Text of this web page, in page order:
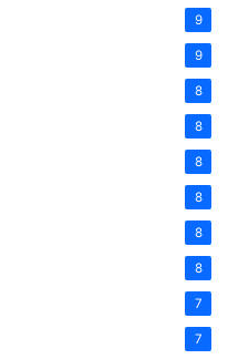
9
9
8
8
8
8
8
8
7
7